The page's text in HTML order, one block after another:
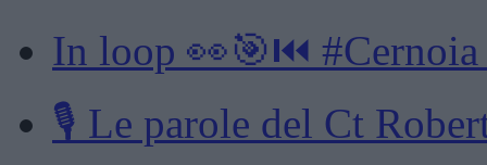
In loop 👀🎯⏮️ #Cernoia
🎙️ Le parole del Ct